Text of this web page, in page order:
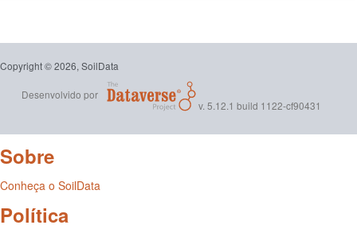
Copyright © 2026, SoilData
Desenvolvido por
v. 5.12.1 build 1122-cf90431
Sobre
Conheça o SoilData
Política